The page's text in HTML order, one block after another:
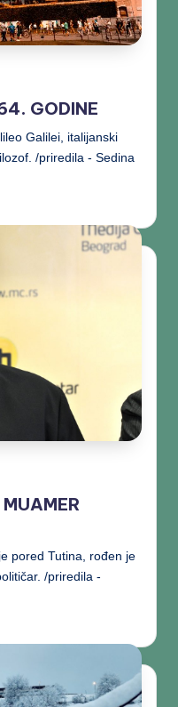
GODINE
Galilei, italijanski
/priredila - Sedina
pored Tutina, rođen je
/priredila -